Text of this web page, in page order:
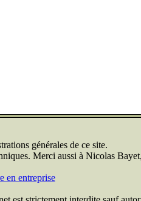
générales de ce site.
Merci aussi à Nicolas
en entreprise